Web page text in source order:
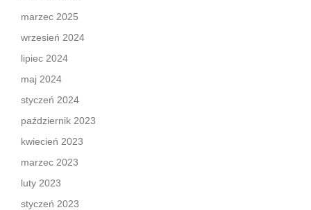
marzec 2025
wrzesień 2024
lipiec 2024
maj 2024
styczeń 2024
październik 2023
kwiecień 2023
marzec 2023
luty 2023
styczeń 2023